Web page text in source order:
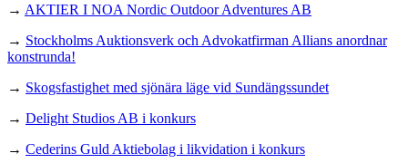
→ AKTIER I NOA Nordic Outdoor Adventures AB
→ Stockholms Auktionsverk och Advokatfirman Allians anordnar
konstrunda!
→ Skogsfastighet med sjönära läge vid Sundängssundet
→ Delight Studios AB i konkurs
→ Cederins Guld Aktiebolag i likvidation i konkurs